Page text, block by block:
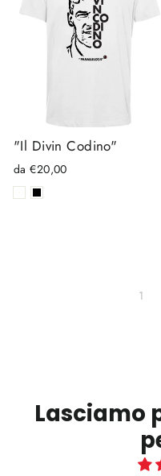
"Il Divin Codino"
da €20,00
1
Lasciamo